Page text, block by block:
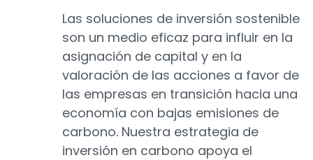
Las soluciones de inversión sostenible
son un medio eficaz para influir en la
asignación de capital y en la
valoración de las acciones a favor de
las empresas en transición hacia una
economía con bajas emisiones de
carbono. Nuestra estrategia de
inversión en carbono apoya el